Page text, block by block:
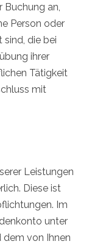
Buchung an,
Person oder
die bei
ihrer
Tätigkeit
mit
Leistungen
Diese ist
Im
unter
dem von Ihnen